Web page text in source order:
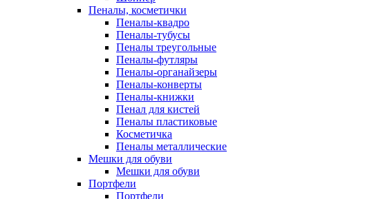
Пеналы, косметички
Пеналы-квадро
Пеналы-тубусы
Пеналы треугольные
Пеналы-футляры
Пеналы-органайзеры
Пеналы-конверты
Пеналы-книжки
Пенал для кистей
Пеналы пластиковые
Косметичка
Пеналы металлические
Мешки для обуви
Мешки для обуви
Портфели
Портфели